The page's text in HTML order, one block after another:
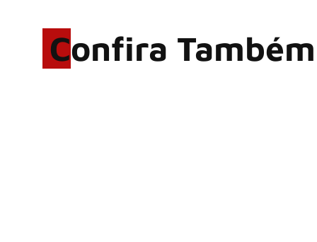
Confira Também